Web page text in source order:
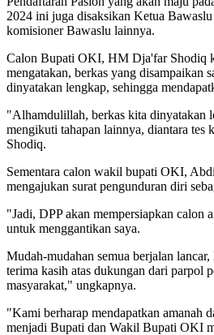
2024 ini juga disaksikan Ketua
komisioner Bawaslu lainnya.
Calon Bupati OKI, HM Dja'far Shodiq
mengatakan, berkas yang disampaikan
dinyatakan lengkap, sehingga
"Alhamdulillah, berkas kita dinyatakan
mengikuti tahapan lainnya, diantara tes
Shodiq.
Sementara calon wakil bupati OKI,
mengajukan surat pengunduran diri
"Jadi, DPP akan mempersiapkan calon
untuk menggantikan saya.
Mudah-mudahan semua berjalan
terima kasih atas dukungan dari parpol
masyarakat," ungkapnya.
"Kami berharap mendapatkan amanah
menjadi Bupati dan Wakil Bupati OKI